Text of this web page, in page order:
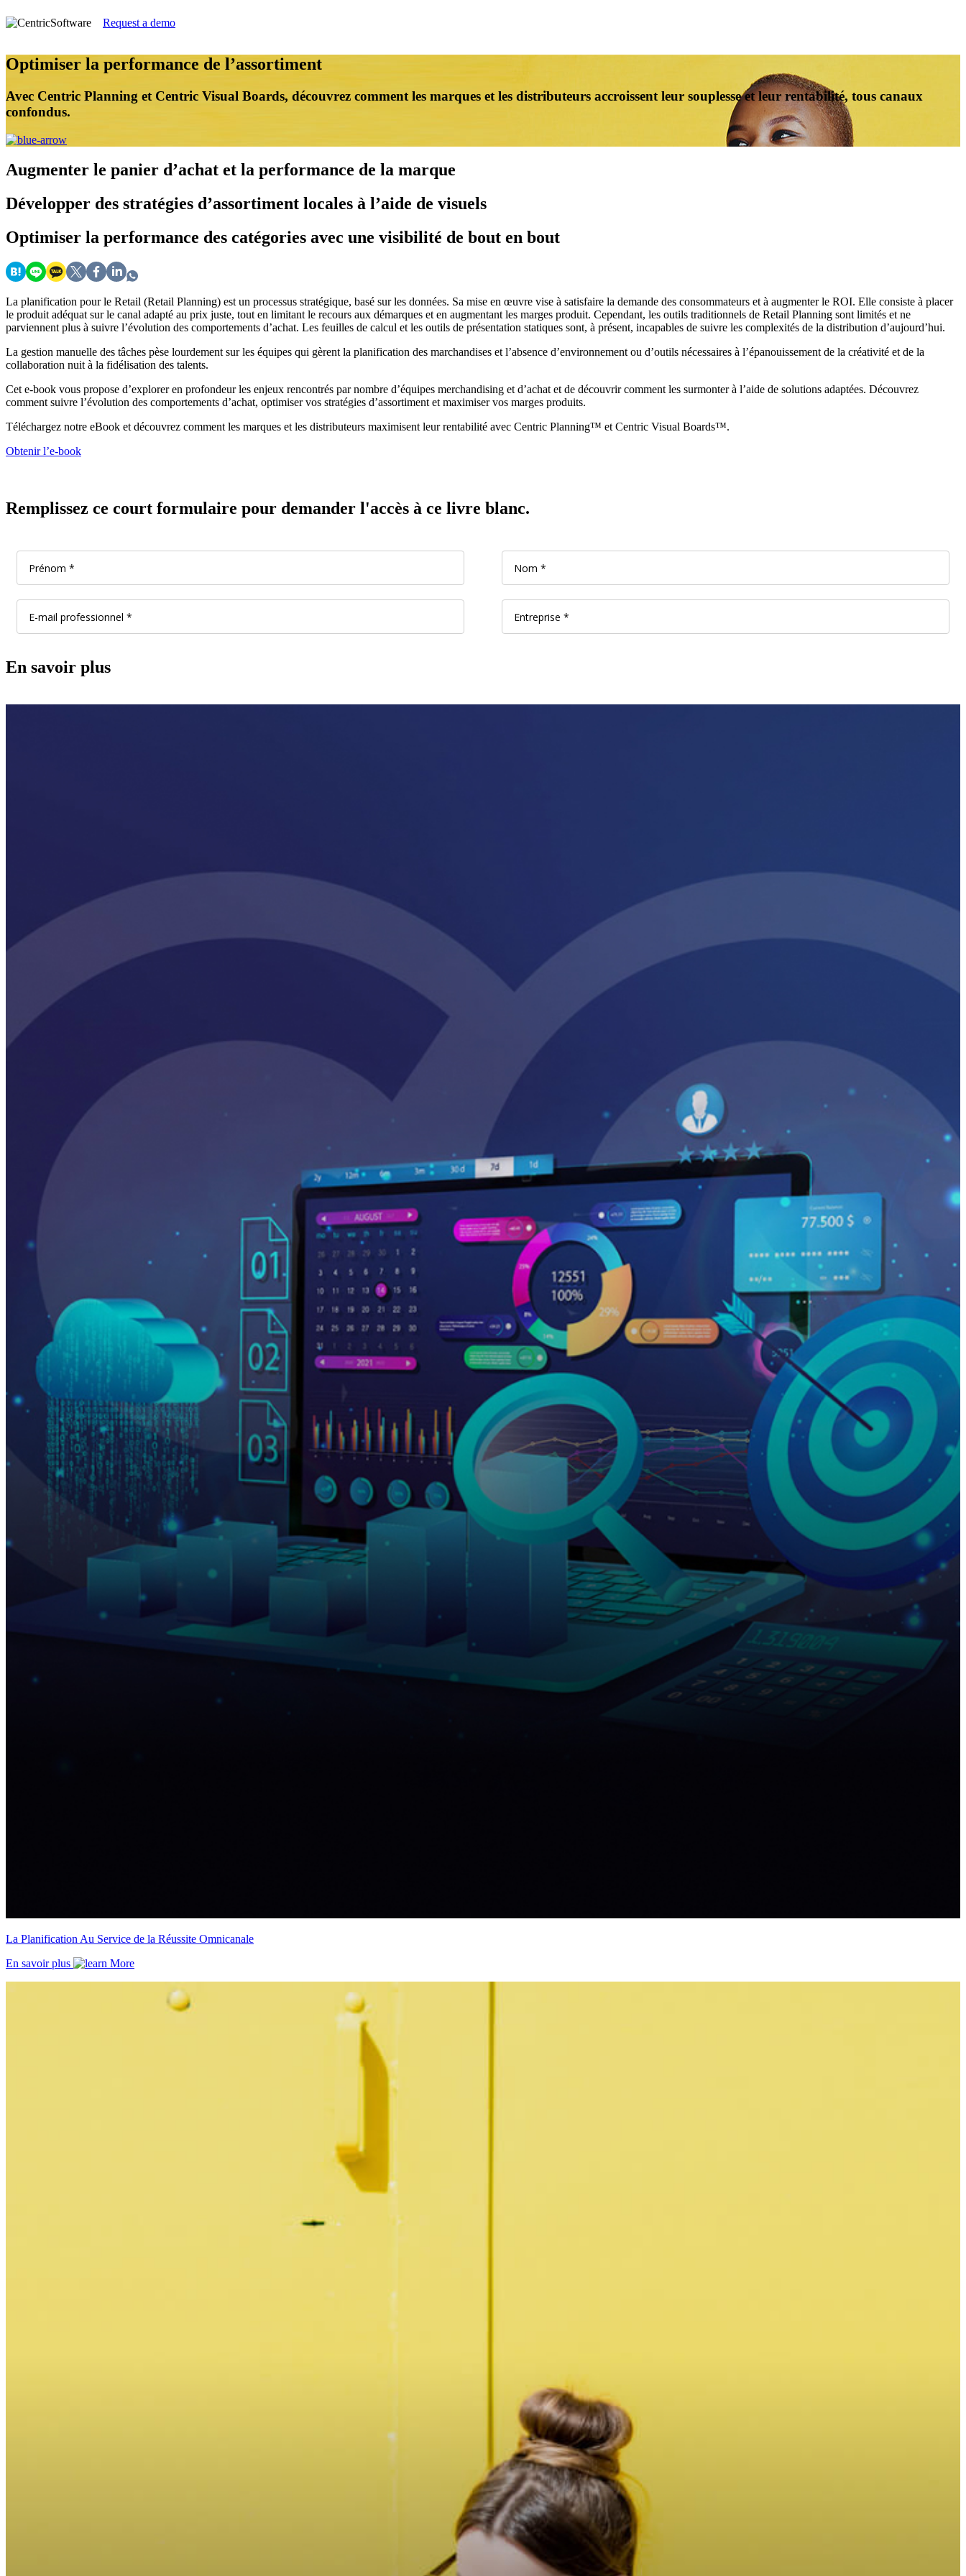
Request a demo
Optimiser la performance de l’assortiment
Avec Centric Planning et Centric Visual Boards, découvrez comment les marques et les distributeurs accroissent leur souplesse et leur rentabilité, tous canaux
confondus.
Augmenter le panier d’achat et la performance de la marque
Développer des stratégies d’assortiment locales à l’aide de visuels
Optimiser la performance des catégories avec une visibilité de bout en bout
La planification pour le Retail (Retail Planning) est un processus stratégique, basé sur les données. Sa mise en œuvre vise à satisfaire la demande des consommateurs et à augmenter le ROI. Elle consiste à placer
le produit adéquat sur le canal adapté au prix juste, tout en limitant le recours aux démarques et en augmentant les marges produit. Cependant, les outils traditionnels de Retail Planning sont limités et ne
parviennent plus à suivre l’évolution des comportements d’achat. Les feuilles de calcul et les outils de présentation statiques sont, à présent, incapables de suivre les complexités de la distribution d’aujourd’hui.
La gestion manuelle des tâches pèse lourdement sur les équipes qui gèrent la planification des marchandises et l’absence d’environnement ou d’outils nécessaires à l’épanouissement de la créativité et de la
collaboration nuit à la fidélisation des talents.
Cet e-book vous propose d’explorer en profondeur les enjeux rencontrés par nombre d’équipes merchandising et d’achat et de découvrir comment les surmonter à l’aide de solutions adaptées. Découvrez
comment suivre l’évolution des comportements d’achat, optimiser vos stratégies d’assortiment et maximiser vos marges produits.
Téléchargez notre eBook et découvrez comment les marques et les distributeurs maximisent leur rentabilité avec Centric Planning™ et Centric Visual Boards™.
Obtenir l’e-book
Remplissez ce court formulaire pour demander l'accès à ce livre blanc.
En savoir plus
La Planification Au Service de la Réussite Omnicanale
En savoir plus